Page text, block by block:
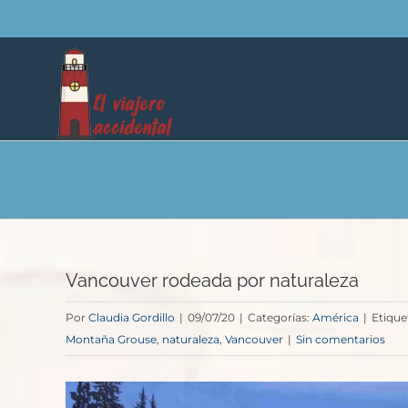
al
contenido
Vancouver rodeada por naturaleza
Por Claudia Gordillo | 09/07/20 | Categorías: América |
Montaña Grouse, naturaleza, Vancouver | Sin comentarios
Ver